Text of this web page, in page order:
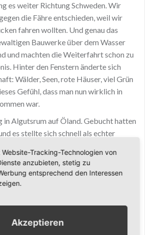
es weiter Richtung Schweden. Wir
die Fähre entschieden, weil wir
fahren wollten. Und genau das
Bauwerke über dem Wasser
und machten die Weiterfahrt schon zu
Hinter den Fenstern änderte sich
Wälder, Seen, rote Häuser, viel Grün
Gefühl, dass man nun wirklich in
war.
in Algutsrum auf Öland. Gebucht hatten
es stellte sich schnell als echter
ein riesiges Trampolin für Lina
für das Auto. Vielen Dank an dieser
an Carla, unsere Vermieterin. Wir
es oft warmen Toast, bei gutem Wetter
Tracking-Technologien von
anzubieten, stetig zu
entsprechend den Interessen
Akzeptieren